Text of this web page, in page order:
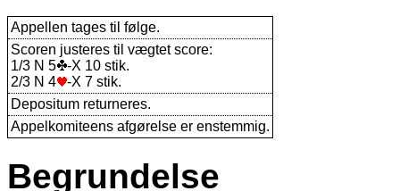
Appellen tages til følge.
Scoren justeres til vægtet score:
1/3 N 5
-X 10 stik.
2/3 N 4
-X 7 stik.
Depositum returneres.
Appelkomiteens afgørelse er enstemmig.
Begrundelse